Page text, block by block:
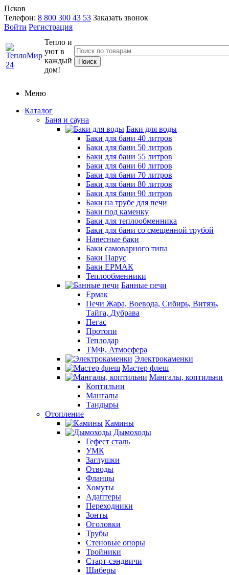
Псков
Телефон: 8 800 300 43 53 Заказать звонок
Войти Регистрация
Тепло и
уют в
каждый
дом!
Меню
Каталог
Баня и сауна
Баки для воды
Баки для бани 40 литров
Баки для бани 50 литров
Баки для бани 55 литров
Баки для бани 60 литров
Баки для бани 70 литров
Баки для бани 80 литров
Баки для бани 90 литров
Баки на трубе для печи
Баки под каменку
Баки для теплообменника
Баки для бани со смещенной трубой
Навесные баки
Баки самоварного типа
Баки Парус
Баки ЕРМАК
Теплообменники
Банные печи
Ермак
Печи Жара, Воевода, Сибирь, Витязь,
Тайга, Дубрава
Пегас
Протопи
Теплодар
ТМФ, Атмосфера
Электрокаменки
Мастер флеш
Мангалы, коптильни
Коптильни
Мангалы
Тандыры
Отопление
Камины
Дымоходы
Гефест сталь
УМК
Заглушки
Отводы
Фланцы
Хомуты
Адаптеры
Переходники
Зонты
Оголовки
Трубы
Стеновые опоры
Тройники
Старт-сэндвичи
Шиберы